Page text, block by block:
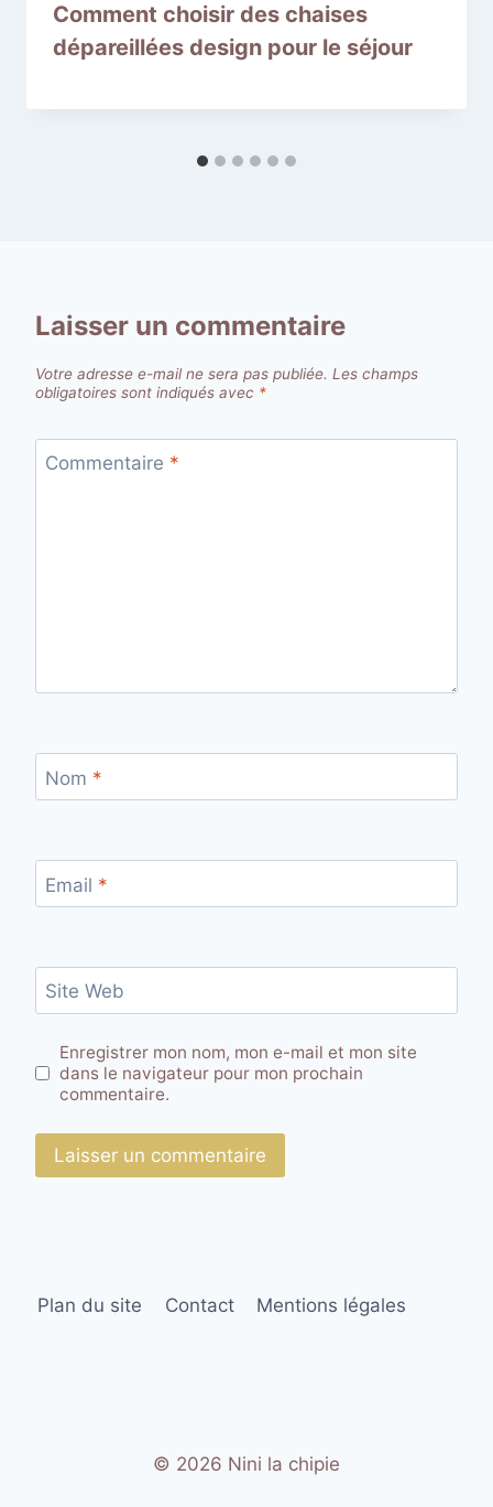
Comment choisir des chaises
dépareillées design pour le séjour
Laisser un commentaire
Votre adresse e-mail ne sera pas publiée. Les champs
obligatoires sont indiqués avec *
Commentaire *
Nom *
Email *
Site Web
Enregistrer mon nom, mon e-mail et mon site
dans le navigateur pour mon prochain
commentaire.
Plan du site Contact Mentions légales
© 2026 Nini la chipie